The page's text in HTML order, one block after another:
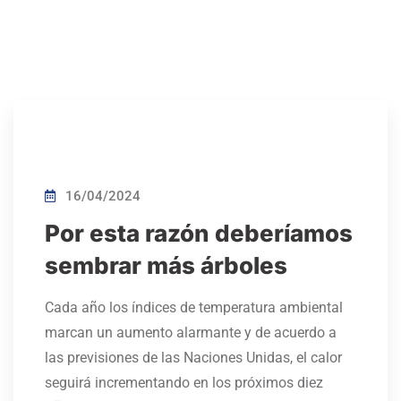
16/04/2024
Por esta razón deberíamos
sembrar más árboles
Cada año los índices de temperatura ambiental
marcan un aumento alarmante y de acuerdo a
las previsiones de las Naciones Unidas, el calor
seguirá incrementando en los próximos diez